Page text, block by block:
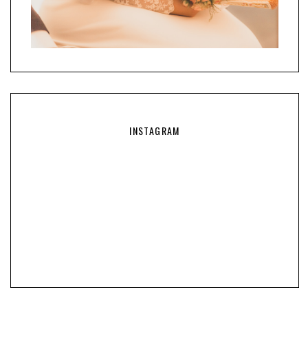
INSTAGRAM